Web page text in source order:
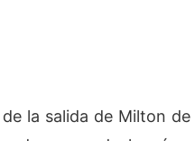
la salida de Milton